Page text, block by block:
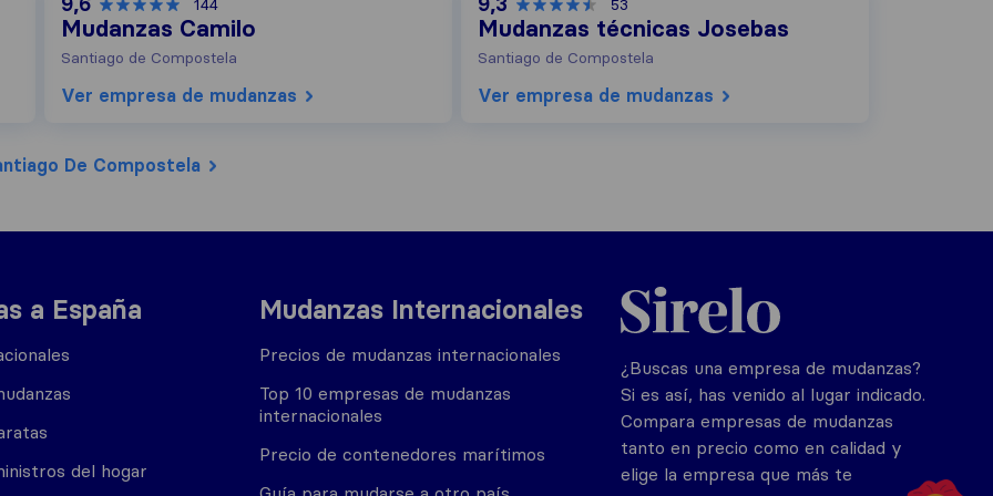
144
Mudanzas Camilo
Santiago de Compostela
Ver empresa de mudanzas
53
Mudanzas técnicas Josebas
Santiago de Compostela
Ver empresa de mudanzas
De Compostela
a España
del hogar
Mudanzas Internacionales
Precios de mudanzas internacionales
Top 10 empresas de mudanzas
internacionales
Precio de contenedores marítimos
Sirelo.es
¿Buscas una empresa de mudanzas?
Si es así, has venido al lugar indicado.
Compara empresas de mudanzas
tanto en precio como en calidad y
elige la empresa que más te